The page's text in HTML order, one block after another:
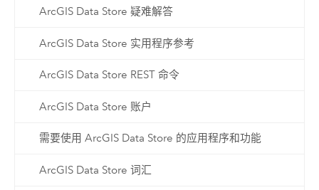
ArcGIS Data Store 疑难解答
ArcGIS Data Store 实用程序参考
ArcGIS Data Store REST 命令
ArcGIS Data Store 账户
需要使用 ArcGIS Data Store 的应用程序和功能
ArcGIS Data Store 词汇